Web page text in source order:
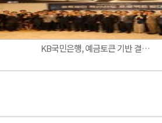
KB국민은행, 예금토큰 기반 결…